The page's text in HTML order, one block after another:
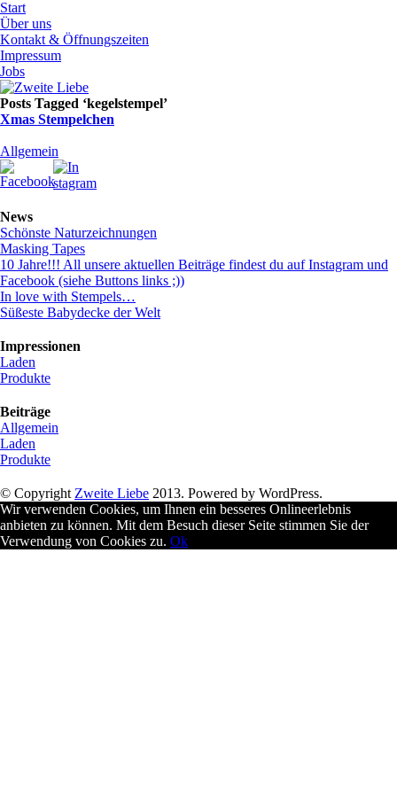
Start
Über uns
Kontakt & Öffnungszeiten
Impressum
Jobs
Posts Tagged ‘kegelstempel’
Xmas Stempelchen
Allgemein
News
Schönste Naturzeichnungen
Masking Tapes
10 Jahre!!! All unsere aktuellen Beiträge findest du auf Instagram und
Facebook (siehe Buttons links ;))
In love with Stempels…
Süßeste Babydecke der Welt
Impressionen
Laden
Produkte
Beiträge
Allgemein
Laden
Produkte
© Copyright Zweite Liebe 2013. Powered by WordPress.
Wir verwenden Cookies, um Ihnen ein besseres Onlineerlebnis
anbieten zu können. Mit dem Besuch dieser Seite stimmen Sie der
Verwendung von Cookies zu. Ok